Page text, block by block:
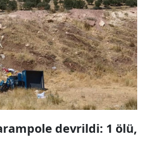
devrildi: 1 ölü,